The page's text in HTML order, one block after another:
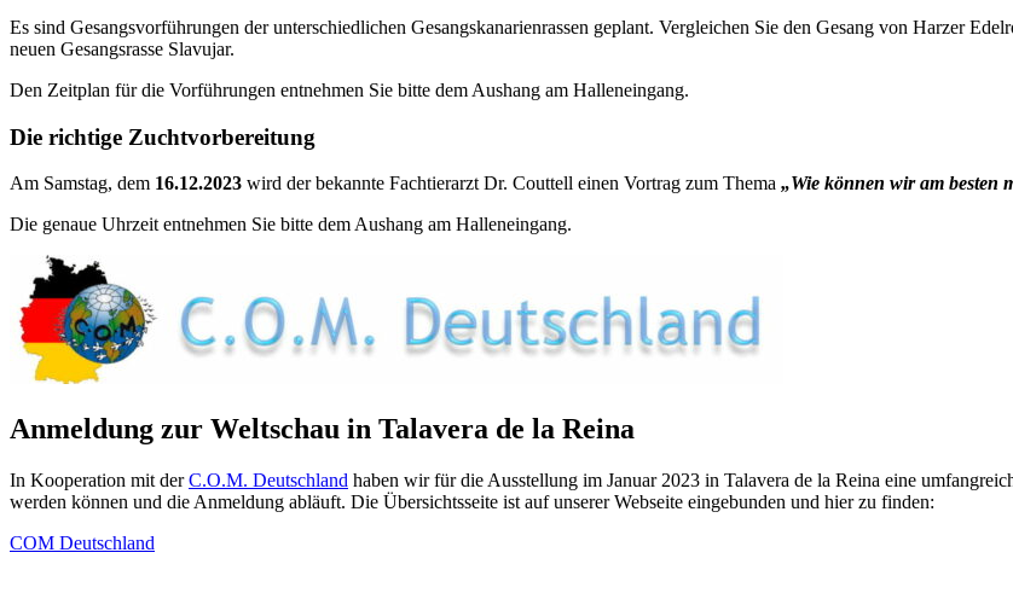
Es sind Gesangsvorführungen der unterschiedlichen Gesangskanarienrassen geplant. Vergleichen Sie den Gesang von Harzer
neuen Gesangsrasse Slavujar.
Den Zeitplan für die Vorführungen entnehmen Sie bitte dem Aushang am Halleneingang.
Die richtige Zuchtvorbereitung
Am Samstag, dem 16.12.2023 wird der bekannte Fachtierarzt Dr. Couttell einen Vortrag zum Thema „Wie können wir am besten
Die genaue Uhrzeit entnehmen Sie bitte dem Aushang am Halleneingang.
Anmeldung zur Weltschau in Talavera de la Reina
In Kooperation mit derC.O.M. Deutschland haben wir für die Ausstellung im Januar 2023 in Talavera de la Reina eine
werden können und die Anmeldung abläuft. Die Übersichtsseite ist auf unserer Webseite eingebunden und hier zu finden:
COM Deutschland